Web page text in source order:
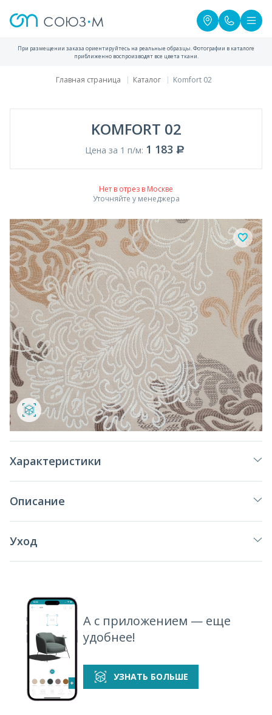
При размещении заказа ориентируйтесь на реальные образцы. Фотографии в каталоге
приближенно воспроизводят все цвета ткани.
Главная страница Каталог Komfort 02
KOMFORT 02
Цена за 1 п/м: 1 183
Нет в отрез в Москве
Уточняйте у менеджера
Характеристики
Описание
Уход
А с приложением — еще
удобнее!
УЗНАТЬ БОЛЬШЕ